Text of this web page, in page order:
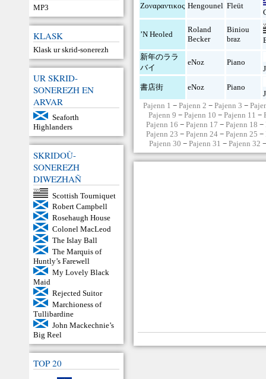
MP3
KLASK
Klask ur skrid-sonerezh
UR SKRID-
SONEREZH EN
ARVAR
Seaforth
Highlanders
SKRIDOÙ-
SONEREZH
DIWEZHAÑ
Scottish Tourniquet
Robert Campbell
Rosehaugh House
Colonel MacLeod
The Islay Ball
The Marquis of
Huntly’s Farewell
My Lovely Black
Maid
Rejected Suitor
Marchioness of
Tullibardine
John Mackechnie’s
Big Reel
TOP 20
Zoναραντικoς Hengounel Fleüt
’N Heoled
Roland
Becker
Biniou
braz
新年のララ
バイ
eNoz Piano
書店街 eNoz Piano
Pajenn 1 − Pajenn 2 − Pajenn 3 −
Pajenn 9 − Pajenn 10 − Pajenn 11 −
Pajenn 16 −Pajenn 17 −Pajenn 18 −
Pajenn 23 −Pajenn 24 −Pajenn 25 −
Pajenn 30 −Pajenn 31 −Pajenn 32